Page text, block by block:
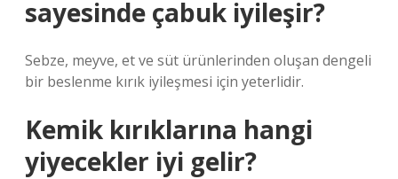
sayesinde çabuk iyileşir?
Sebze, meyve, et ve süt ürünlerinden oluşan dengeli
bir beslenme kırık iyileşmesi için yeterlidir.
Kemik kırıklarına hangi
yiyecekler iyi gelir?